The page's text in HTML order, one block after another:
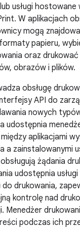
usługi hostowane
W aplikacjach
mogą
papieru,
oraz drukować
obrazów i plików.
obsługę
API do
nowych
udostępnia
aplikacjami
a zainstalowanymi
żądania
udostępnia
drukowania,
kontrolę nad
Menedżer
podczas ich